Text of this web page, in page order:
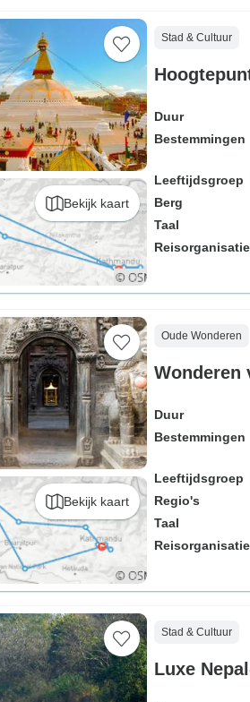
Bekijk kaart
Stad & Cultuur
Duur
Bestemmingen
Leeftijdsgroep
Berg
Taal
Reisorganisatie
Bekijk kaart
Oude Wonderen
Wonderen
Duur
Bestemmingen
Leeftijdsgroep
Regio's
Taal
Reisorganisatie
Stad & Cultuur
Luxe